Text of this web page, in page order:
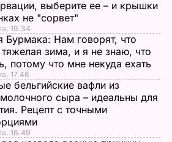
выберите ее – и крышки
не "сорвет"
19.34
Бурмака: Нам говорят, что
тяжелая зима, и я не знаю, что
потому что мне некуда ехать
17.46
бельгийские вафли из
сыра – идеальны для
Рецепт с точными
16.49